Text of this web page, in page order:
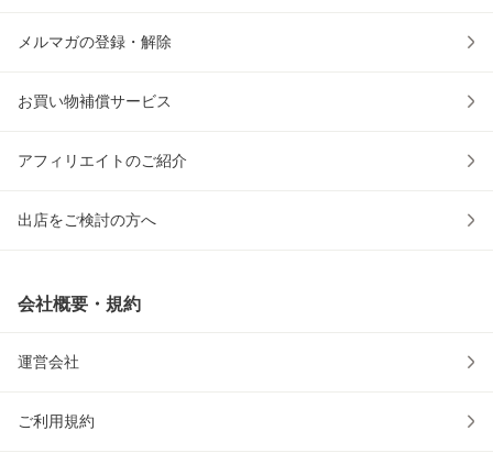
メルマガの登録・解除
お買い物補償サービス
アフィリエイトのご紹介
出店をご検討の方へ
会社概要・規約
運営会社
ご利用規約